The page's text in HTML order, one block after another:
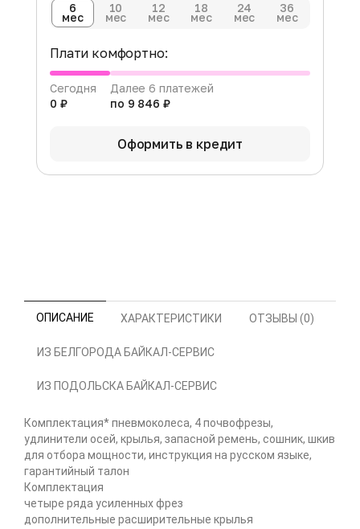
6
мес
10
мес
12
мес
18
мес
24
мес
36
мес
Плати комфортно:
Сегодня
0 ₽
Далее 6 платежей
по 9 846 ₽
Оформить в кредит
ОПИСАНИЕ ХАРАКТЕРИСТИКИ ОТЗЫВЫ (0)
ИЗ БЕЛГОРОДА БАЙКАЛ-СЕРВИС
ИЗ ПОДОЛЬСКА БАЙКАЛ-СЕРВИС
Комплектация* пневмоколеса, 4 почвофрезы,
удлинители осей, крылья, запасной ремень, сошник, шкив
для отбора мощности, инструкция на русском языке,
гарантийный талон
Комплектация
четыре ряда усиленных фрез
дополнительные расширительные крылья